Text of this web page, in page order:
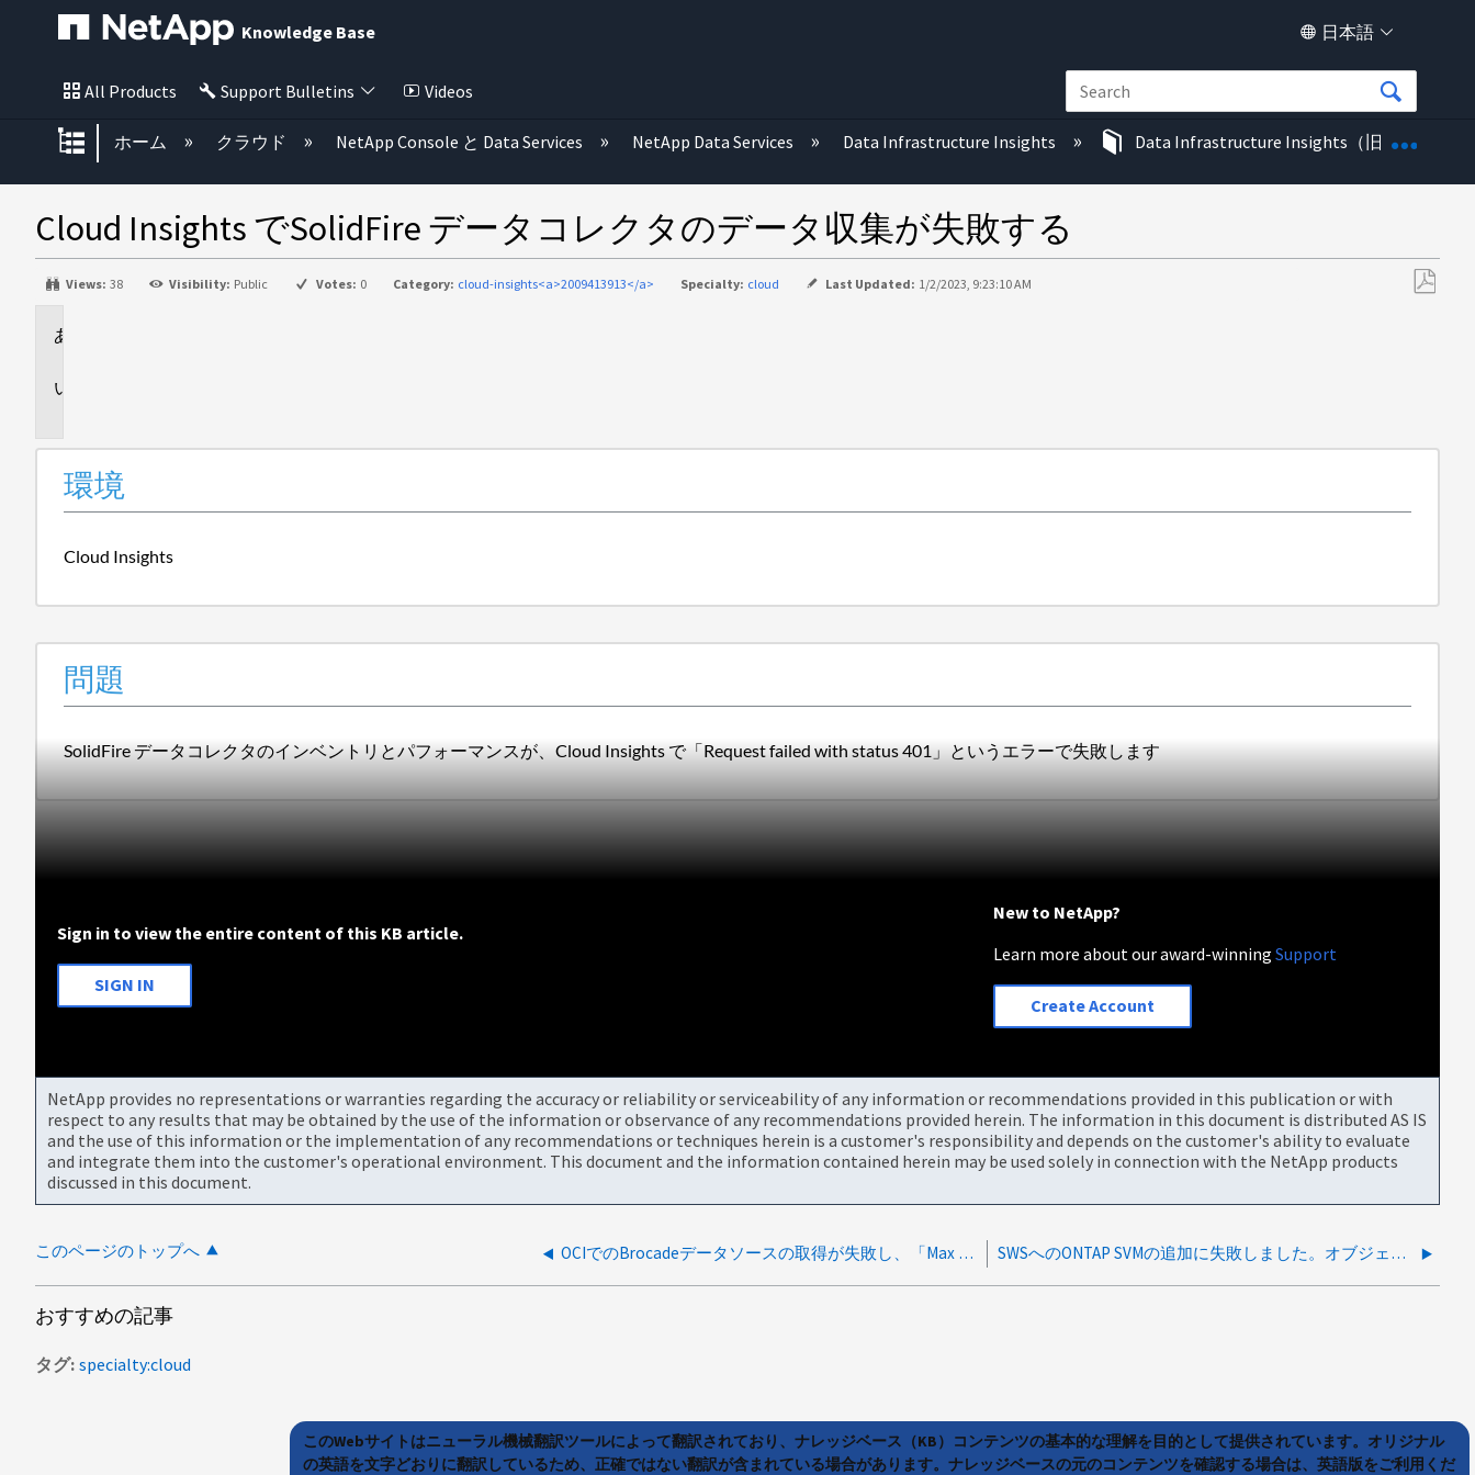
Knowledge Base 日本語
All Products Support Bulletins Videos
グローバル階層を展開/折りたたむ
ホーム クラウド NetApp Console と Data Services NetApp Data Services Data Infrastructure Insights Data Infrastructure Insights（旧称Cloud
Cloud Insights でSolidFire データコレクタのデータ収集が失敗する
Views: 38 Visibility: Public Votes: 0 Category: cloud-insights<a>2009413913</a> Specialty: cloud Last Updated: 1/2/2023, 9:23:10 AM
環境
Cloud Insights
問題
SolidFire データコレクタのインベントリとパフォーマンスが、Cloud Insights で「Request failed with status 401」というエラーで失敗します
Sign in to view the entire content of this KB article.
SIGN IN
New to NetApp?
Learn more about our award-winningSupport
Create Account
NetApp provides no representations or warranties regarding the accuracy or reliability or serviceability of any information or recommendations provided in this publication or with
respect to any results that may be obtained by the use of the information or observance of any recommendations provided herein. The information in this document is distributed AS IS
and the use of this information or the implementation of any recommendations or techniques herein is a customer's responsibility and depends on the customer's ability to evaluate
and integrate them into the customer's operational environment. This document and the information contained herein may be used solely in connection with the NetApp products
discussed in this document.
このページのトップへ OCIでのBrocadeデータソースの取得が失敗し、「Max remote sessions for login：admin is 2」というエラーメッセージが表示される SWSへのONTAP SVMの追加に失敗しました。オブジェクトに必要なメンバーレコードがありません
おすすめの記事
タグ specialty:cloud
このWebサイトはニューラル機械翻訳ツールによって翻訳されており、ナレッジベース（KB）コンテンツの基本的な理解を目的として提供されています。オリジナル
の英語を文字どおりに翻訳しているため、正確ではない翻訳が含まれている場合があります。ナレッジベースの元のコンテンツを確認する場合は、英語版をご利用くだ